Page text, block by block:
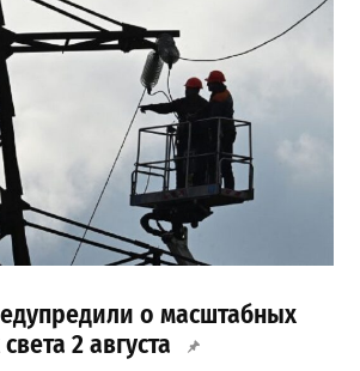
о масштабных
2 августа